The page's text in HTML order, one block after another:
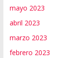
mayo 2023
abril 2023
marzo 2023
febrero 2023